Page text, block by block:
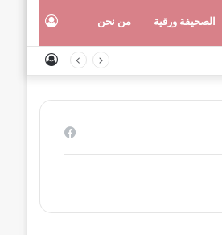
الصحيفة ورقية من نحن